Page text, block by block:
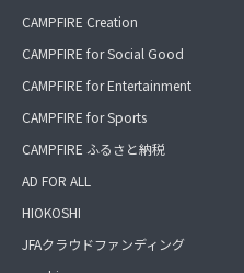
CAMPFIRE Creation
CAMPFIRE for Social Good
CAMPFIRE for Entertainment
CAMPFIRE for Sports
CAMPFIRE ふるさと納税
AD FOR ALL
HIOKOSHI
JFAクラウドファンディング